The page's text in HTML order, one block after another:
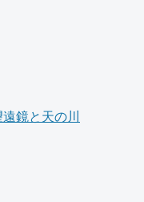
鏡と天の川